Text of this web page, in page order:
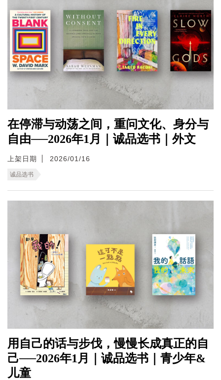
在停滞与动荡之间，重问文化、身分与
自由──2026年1月｜诚品选书｜外文
上架日期 2026/01/16
诚品选书
用自己的话与步伐，慢慢长成真正的自
己──2026年1月｜诚品选书｜青少年&
儿童